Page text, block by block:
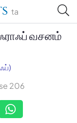
ta
வசனம்
206